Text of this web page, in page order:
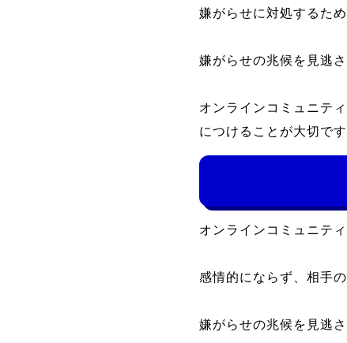
嫌がらせに対処するた
嫌がらせの兆候を見逃
オンラインコミュニテ
につけることが大切です
オンラインコミュニテ
感情的にならず、相手
嫌がらせの兆候を見逃